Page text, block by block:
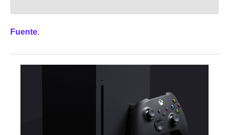
Fuente.